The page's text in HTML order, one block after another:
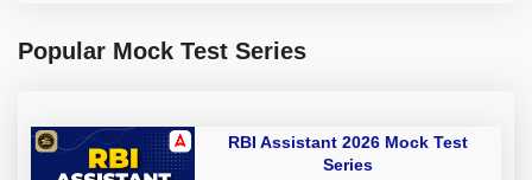
Popular Mock Test Series
RBI Assistant 2026 Mock Test
Series